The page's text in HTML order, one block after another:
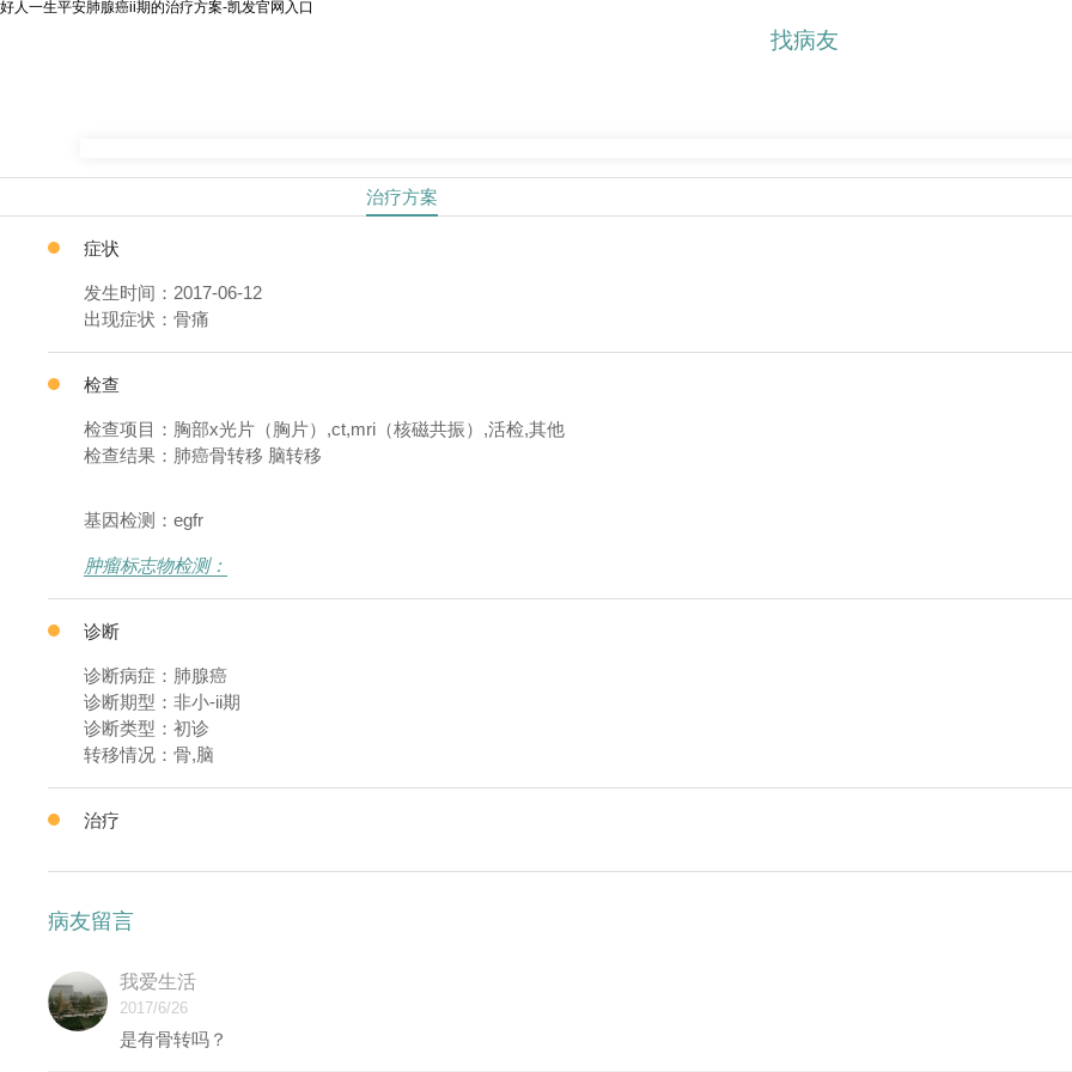
好人一生平安肺腺癌ii期的治疗方案-凯发官网入口
找病友
治疗方案
症状
发生时间：2017-06-12
出现症状：骨痛
检查
检查项目：胸部x光片（胸片）,ct,mri（核磁共振）,活检,其他
检查结果：肺癌骨转移 脑转移
基因检测：egfr
肿瘤标志物检测：
诊断
诊断病症：肺腺癌
诊断期型：非小-ii期
诊断类型：初诊
转移情况：骨,脑
治疗
病友留言
我爱生活
2017/6/26
是有骨转吗？